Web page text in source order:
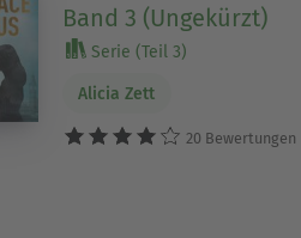
Band 3 (Ungekürzt)
Serie (Teil 3)
Alicia Zett
20 Bewertungen